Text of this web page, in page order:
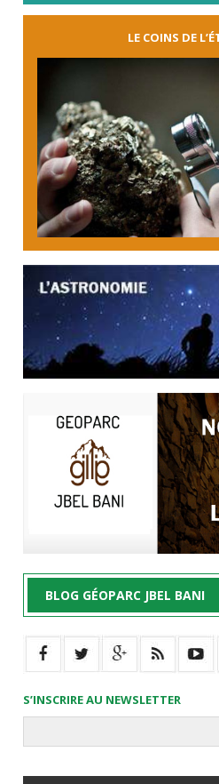
LE COINS DE
BLOG GÉOPARC JBEL BANI
S’INSCRIRE AU NEWSLETTER